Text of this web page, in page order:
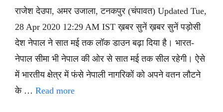
राजेश देउपा, अमर उजाला, टनकपुर (चंपावत) Updated Tue,
28 Apr 2020 12:29 AM IST ख़बर सुनें ख़बर सुनें पड़ोसी
देश नेपाल ने सात मई तक लॉक डाउन बढ़ा दिया है। भारत-
नेपाल सीमा भी नेपाल की ओर से सात मई तक सील रहेगी। ऐसे
में भारतीय क्षेत्र में फंसे नेपाली नागरिकों को अपने वतन लौटने
के … Read more